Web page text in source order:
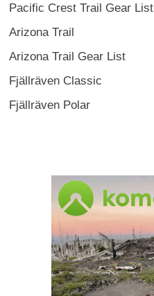
Pacific Crest Trail Gear List
Arizona Trail
Arizona Trail Gear List
Fjällräven Classic
Fjällräven Polar